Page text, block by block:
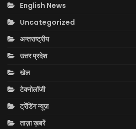
English News
Uncategorized
अन्तराष्ट्रीय
उत्तर प्रदेश
खेल
टेक्नोलॉजी
ट्रेंडिंग न्यूज़
ताज़ा ख़बरें